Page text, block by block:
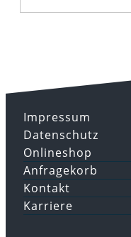
Impressum
Datenschutz
Onlineshop
Anfragekorb
Kontakt
Karriere